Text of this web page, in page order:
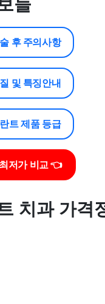
들
후 주의사항
및 특징안내
트 제품 등급
저가 비교 👈
치과 가격